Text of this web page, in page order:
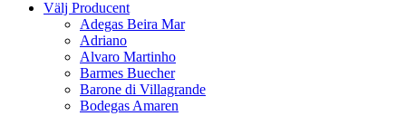
Välj Producent
Adegas Beira Mar
Adriano
Alvaro Martinho
Barmes Buecher
Barone di Villagrande
Bodegas Amaren